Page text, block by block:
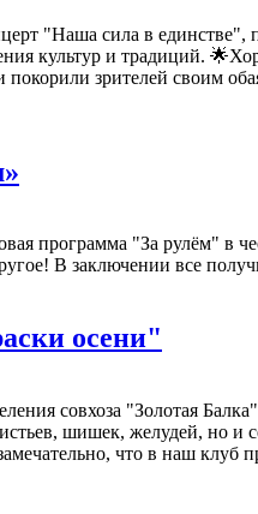
"Наша сила в единстве",
культур и традиций.
зрителей своим
программа "За рулём" в
В заключении все
осени"
совхоза "Золотая
шишек, желудей, но и
что в наш